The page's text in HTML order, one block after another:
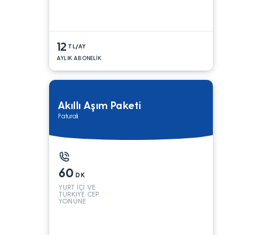
12 TL/AY
AYLIK ABONELİK
Akıllı Aşım Paketi
Faturalı
60 DK
YURT İÇİ VE
TÜRKİYE CEP
YÖNÜNE